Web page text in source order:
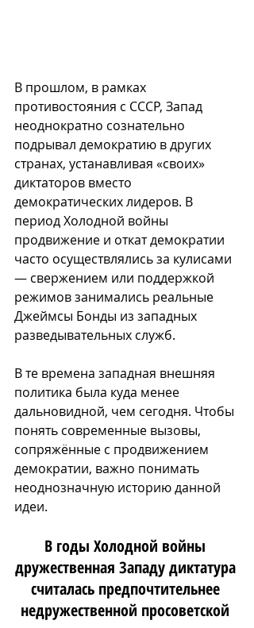
В прошлом, в рамках
противостояния с СССР, Запад
неоднократно сознательно
подрывал демократию в других
странах, устанавливая «своих»
диктаторов вместо
демократических лидеров. В
период Холодной войны
продвижение и откат демократии
часто осуществлялись за кулисами
— свержением или поддержкой
режимов занимались реальные
Джеймсы Бонды из западных
разведывательных служб.
В те времена западная внешняя
политика была куда менее
дальновидной, чем сегодня. Чтобы
понять современные вызовы,
сопряжённые с продвижением
демократии, важно понимать
неоднозначную историю данной
идеи.
В годы Холодной войны
дружественная Западу диктатура
считалась предпочтительнее
недружественной просоветской